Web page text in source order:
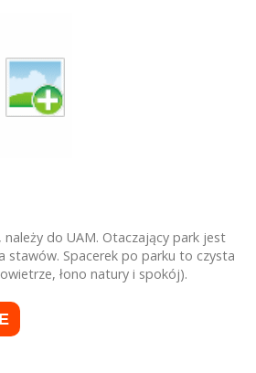
należy do UAM. Otaczający park jest
stawów. Spacerek po parku to czysta
łono natury i spokój).